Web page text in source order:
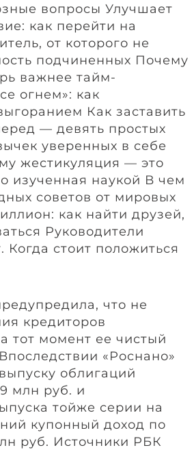
вопросы Улучшает
как перейти на
от которого не
подчиненных Почему
важнее тайм-
огнем»: как
Как заставить
— девять простых
уверенных в себе
жестикуляция — это
изученная наукой В чем
советов от мировых
как найти друзей,
Руководители
стоит положиться
что не
кредиторов
тот момент ее чистый
«Роснано»
облигаций
млн руб. и
тойже серии на
купонный доход по
руб. Источники РБК